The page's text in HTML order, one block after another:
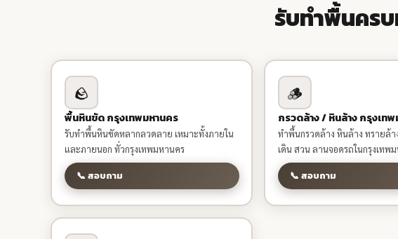
รับทำพื้นคร
🪨
พื้นหินขัด กรุงเทพมหานคร
รับทำพื้นหินขัดหลากลวดลาย เหมาะทั้งภายใน
และภายนอก ทั่วกรุงเทพมหานคร
📞 สอบถาม
🪵
กรวดล้าง / หินล้าง กรุงเท
ทำพื้นกรวดล้าง หินล้าง ทรายล้า
เดิน สวน ลานจอดรถในกรุงเทพ
📞 สอบถาม